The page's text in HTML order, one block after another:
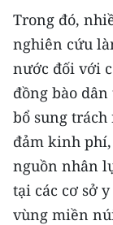
Video
Media Chính
Media Kinh tế
Media Văn hóa
Media Xã hội
Media Pháp
Trong đó,
nghiên cứu
nước đối với
đồng bào
bổ sung
đảm kinh
nguồn nhân
tại các cơ sở
vùng miền